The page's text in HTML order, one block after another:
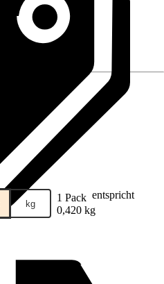
kg 1 Pack entspricht
0,420 kg